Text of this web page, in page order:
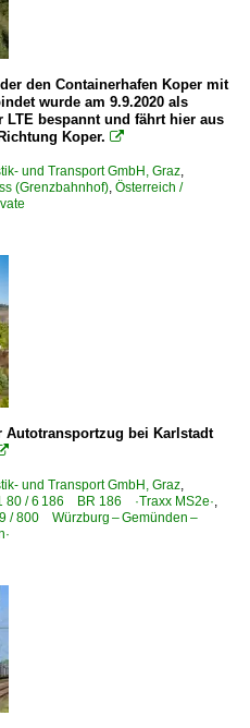
den Containerhafen Koper mit
wurde am 9.9.2020 als
LTE bespannt und fährt hier aus
Koper. 
und Transport GmbH, Graz,
(Grenzbahnhof), Österreich /
Autotransportzug bei Karlstadt
und Transport GmbH, Graz,
80 / 6 186 BR 186 ·Traxx MS2e·,
/ 800 Würzburg – Gemünden –